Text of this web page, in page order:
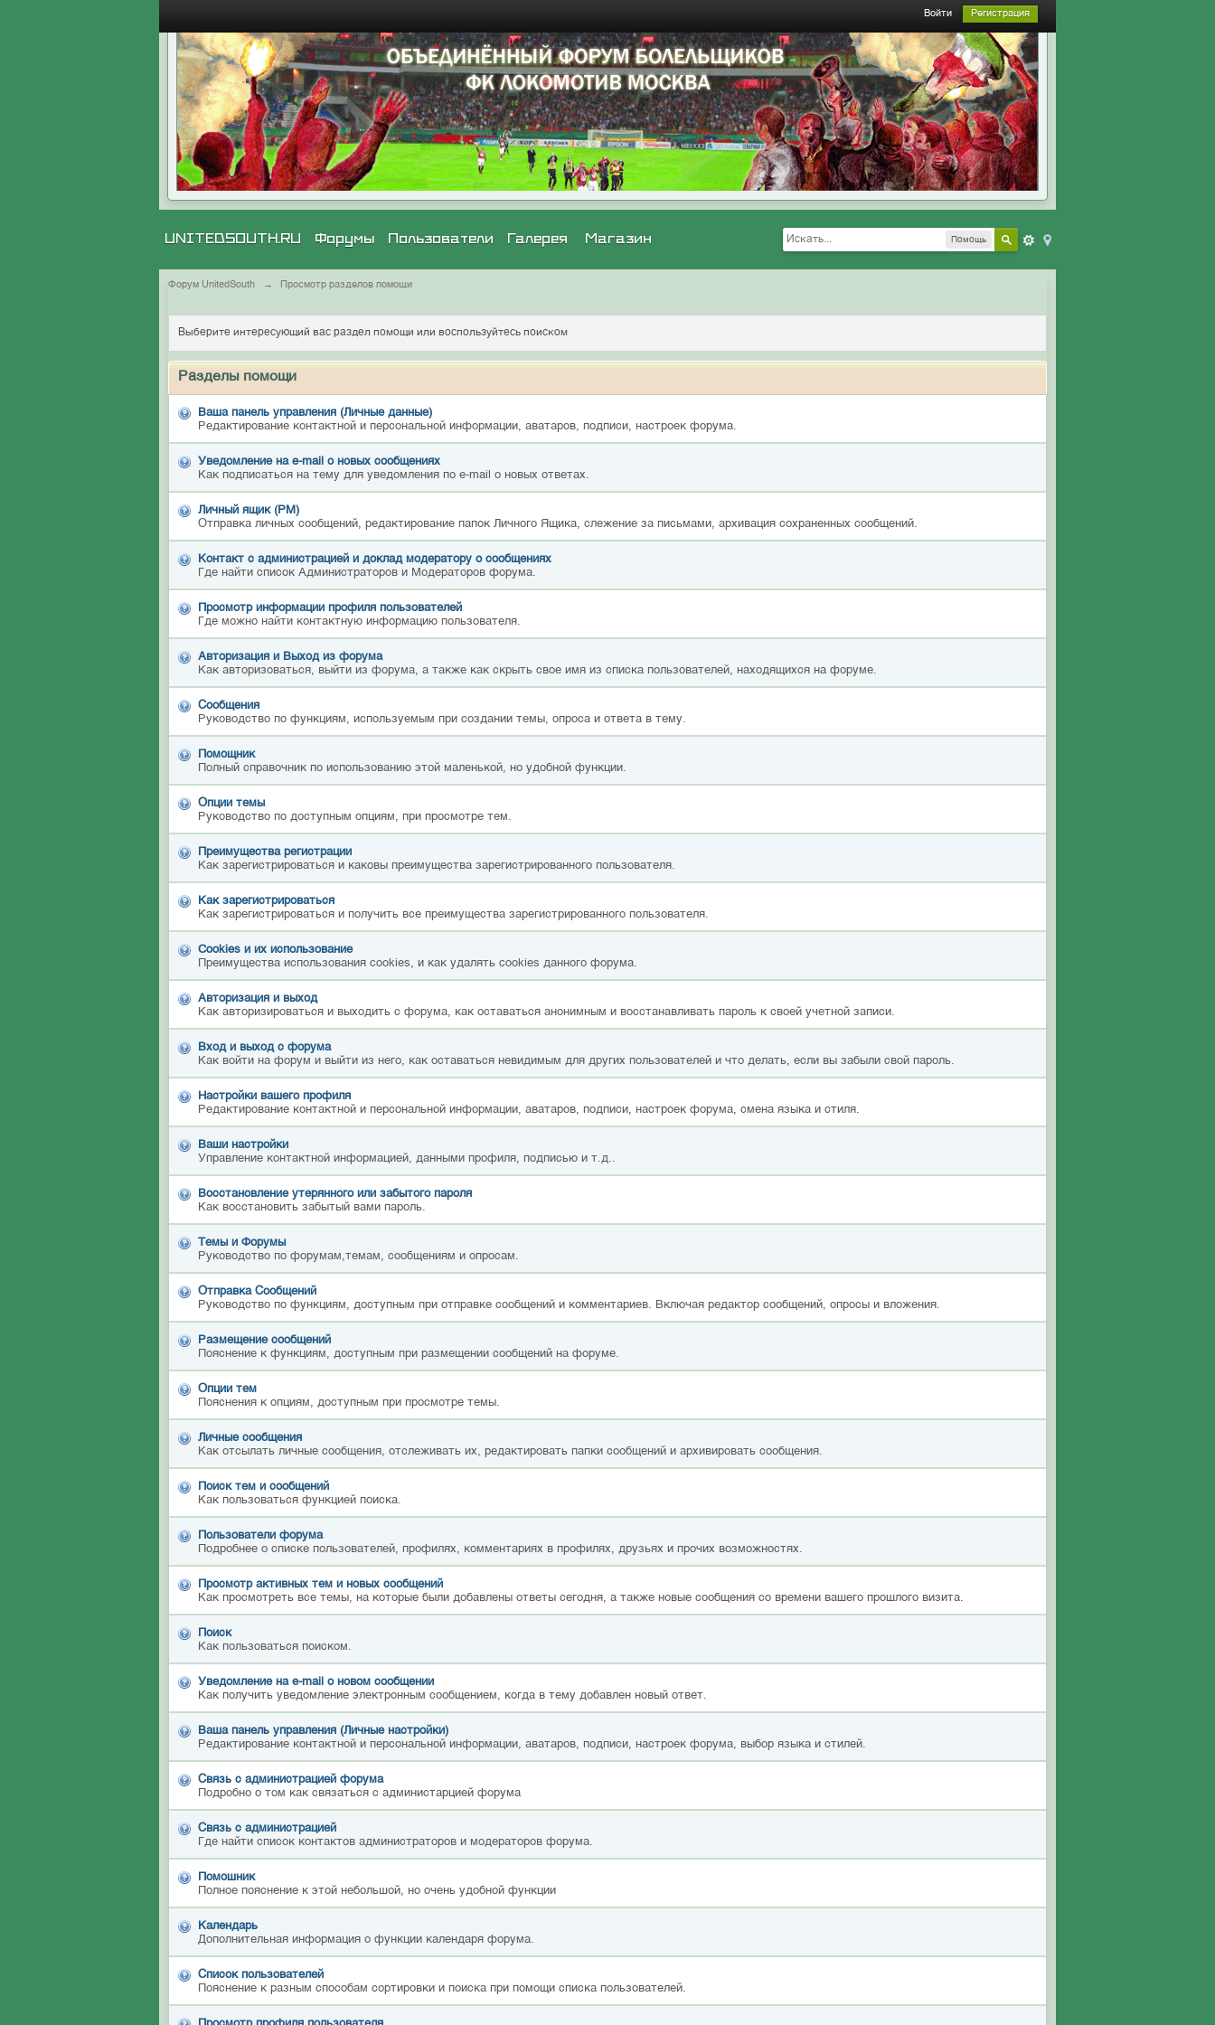
Войти Регистрация
Помощь
UNITEDSOUTH.RU Галерея Магазин
Форумы Пользователи
Форум UnitedSouth → Просмотр разделов помощи
Выберите интересующий вас раздел помощи или воспользуйтесь поиском
Разделы помощи
Ваша панель управления (Личные данные)
Редактирование контактной и персональной информации, аватаров, подписи, настроек форума.
Уведомление на e-mail о новых сообщениях
Как подписаться на тему для уведомления по e-mail о новых ответах.
Личный ящик (PM)
Отправка личных сообщений, редактирование папок Личного Ящика, слежение за письмами, архивация сохраненных сообщений.
Контакт с администрацией и доклад модератору о сообщениях
Где найти список Администраторов и Модераторов форума.
Просмотр информации профиля пользователей
Где можно найти контактную информацию пользователя.
Авторизация и Выход из форума
Как авторизоваться, выйти из форума, а также как скрыть свое имя из списка пользователей, находящихся на форуме.
Сообщения
Руководство по функциям, используемым при создании темы, опроса и ответа в тему.
Помощник
Полный справочник по использованию этой маленькой, но удобной функции.
Опции темы
Руководство по доступным опциям, при просмотре тем.
Преимущества регистрации
Как зарегистрироваться и каковы преимущества зарегистрированного пользователя.
Как зарегистрироваться
Как зарегистрироваться и получить все преимущества зарегистрированного пользователя.
Cookies и их использование
Преимущества использования cookies, и как удалять cookies данного форума.
Авторизация и выход
Как авторизироваться и выходить с форума, как оставаться анонимным и восстанавливать пароль к своей учетной записи.
Вход и выход с форума
Как войти на форум и выйти из него, как оставаться невидимым для других пользователей и что делать, если вы забыли свой пароль.
Настройки вашего профиля
Редактирование контактной и персональной информации, аватаров, подписи, настроек форума, смена языка и стиля.
Ваши настройки
Управление контактной информацией, данными профиля, подписью и т.д..
Восстановление утерянного или забытого пароля
Как восстановить забытый вами пароль.
Темы и Форумы
Руководство по форумам,темам, сообщениям и опросам.
Отправка Сообщений
Руководство по функциям, доступным при отправке сообщений и комментариев. Включая редактор сообщений, опросы и вложения.
Размещение сообщений
Пояснение к функциям, доступным при размещении сообщений на форуме.
Опции тем
Пояснения к опциям, доступным при просмотре темы.
Личные сообщения
Как отсылать личные сообщения, отслеживать их, редактировать папки сообщений и архивировать сообщения.
Поиск тем и сообщений
Как пользоваться функцией поиска.
Пользователи форума
Подробнее о списке пользователей, профилях, комментариях в профилях, друзьях и прочих возможностях.
Просмотр активных тем и новых сообщений
Как просмотреть все темы, на которые были добавлены ответы сегодня, а также новые сообщения со времени вашего прошлого визита.
Поиск
Как пользоваться поиском.
Уведомление на е-mail о новом сообщении
Как получить уведомление электронным сообщением, когда в тему добавлен новый ответ.
Ваша панель управления (Личные настройки)
Редактирование контактной и персональной информации, аватаров, подписи, настроек форума, выбор языка и стилей.
Связь с администрацией форума
Подробно о том как связаться с администарцией форума
Связь с администрацией
Где найти список контактов администраторов и модераторов форума.
Помошник
Полное пояснение к этой небольшой, но очень удобной функции
Календарь
Дополнительная информация о функции календаря форума.
Список пользователей
Пояснение к разным способам сортировки и поиска при помощи списка пользователей.